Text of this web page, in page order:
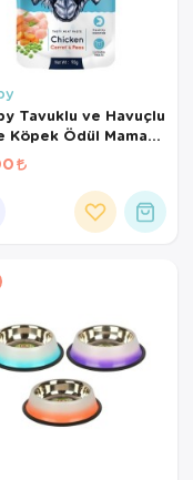
Tavuklu ve Havuçlu
Köpek Ödül Maması